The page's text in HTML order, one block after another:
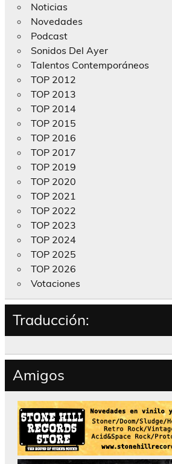
Noticias
Novedades
Podcast
Sonidos Del Ayer
Talentos Contemporáneos
TOP 2012
TOP 2013
TOP 2014
TOP 2015
TOP 2016
TOP 2017
TOP 2019
TOP 2020
TOP 2021
TOP 2022
TOP 2023
TOP 2024
TOP 2025
TOP 2026
Votaciones
Traducción:
Amigos